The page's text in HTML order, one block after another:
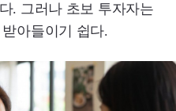
. 그러나 초보 투자자는
아들이기 쉽다.